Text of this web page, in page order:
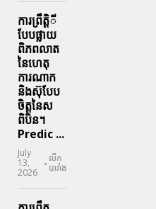
ការព្រឹតិ្តី
បែបផ្លាយ
ពិភពលាត
នៃហេតុ
ការណាក
និងស៊ុបែប
ចិត្តនៃស
ពិបិន។
Predic ...
July
13,
2026
- លីក
បារាំង